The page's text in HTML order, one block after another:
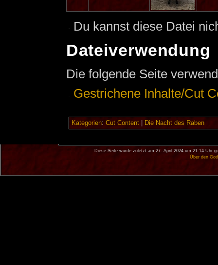
Du kannst diese Datei
Dateiverwendung
Die folgende Seite
Gestrichene Inhalte/Cut
Kategorien: Cut Content| Die Nacht des Raben
Diese Seite wurde zuletzt am 27. April 2024 um 21:14 Uhr
Über den